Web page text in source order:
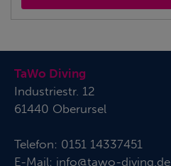
TaWo Diving
Industriestr. 12
61440 Oberursel
Telefon: 0151 14337451
E-Mail: info@tawo-diving.de